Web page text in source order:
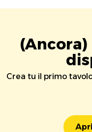
Crea tu il primo